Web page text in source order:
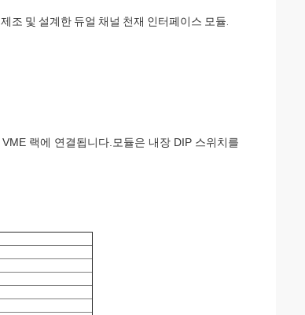
조 및 설계한 듀얼 채널 천재 인터페이스 모듈.
랙에 연결됩니다.모듈은 내장 DIP 스위치를